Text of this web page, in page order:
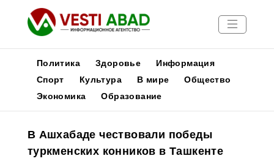
Новости
Медиа
Афиша
Политика Здоровье
Информация
Спорт
Культура В мире
Общество
Экономика
Образование
В Ашхабаде чествовали победы
туркменских конников в Ташкенте